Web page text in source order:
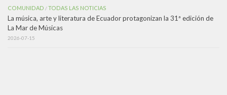
COMUNIDAD /TODAS LAS NOTICIAS
La música, arte y literatura de Ecuador protagonizan la 31ª edición de
La Mar de Músicas
2026-07-15